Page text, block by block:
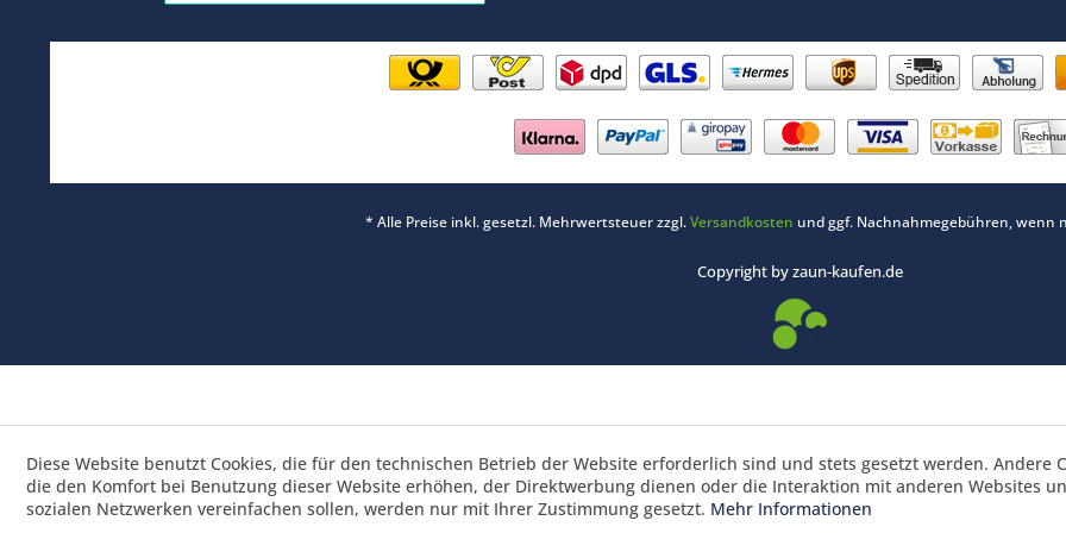
Saisonrabatt 25% / Warenkorbrabatt 3% ab 700 € und 5 % ab 1495 €
* Alle Preise inkl. gesetzl. Mehrwertsteuer zzgl.Versandkosten und ggf. Nachnahmegebühren, wenn
Copyright by zaun-kaufen.de
Diese Website benutzt Cookies, die für den technischen Betrieb der Website erforderlich sind und stets gesetzt werden. Andere
die den Komfort bei Benutzung dieser Website erhöhen, der Direktwerbung dienen oder die Interaktion mit anderen Websites
sozialen Netzwerken vereinfachen sollen, werden nur mit Ihrer Zustimmung gesetzt. Mehr Informationen